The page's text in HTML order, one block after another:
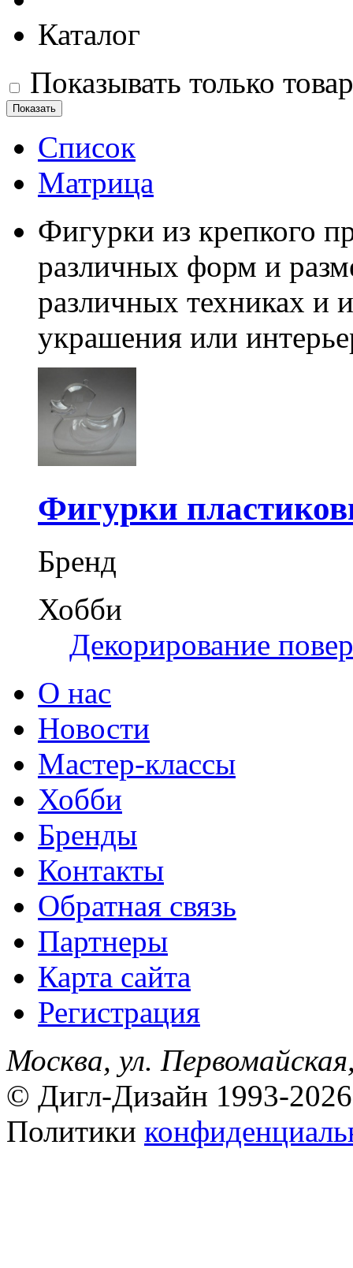
Каталог
Показывать только
Список
Матрица
Фигурки из крепкого
различных форм и
различных техниках и
украшения или
Фигурки
Бренд
Хобби
Декорирование
О нас
Новости
Мастер-классы
Хобби
Бренды
Контакты
Обратная связь
Партнеры
Карта сайта
Регистрация
Москва, ул.
© Дигл-Дизайн 1993-2026
Политики